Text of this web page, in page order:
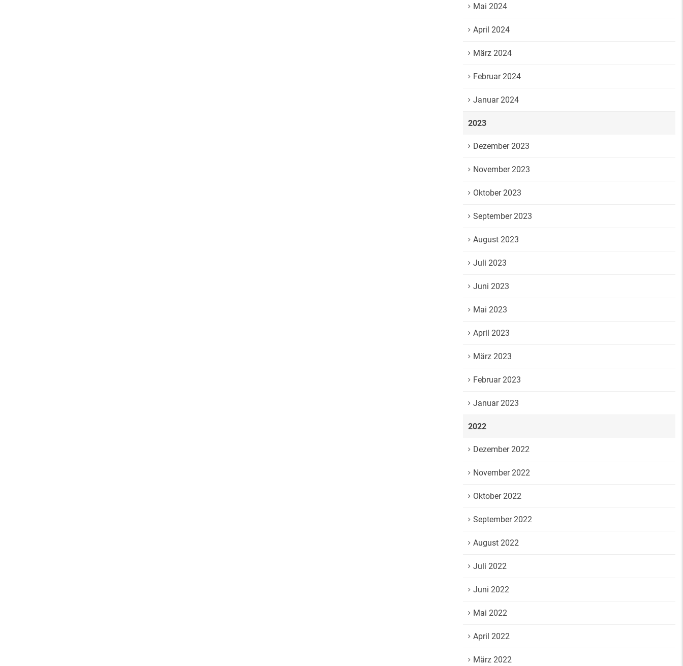
Mai 2024
April 2024
März 2024
Februar 2024
Januar 2024
2023
Dezember 2023
November 2023
Oktober 2023
September 2023
August 2023
Juli 2023
Juni 2023
Mai 2023
April 2023
März 2023
Februar 2023
Januar 2023
2022
Dezember 2022
November 2022
Oktober 2022
September 2022
August 2022
Juli 2022
Juni 2022
Mai 2022
April 2022
März 2022